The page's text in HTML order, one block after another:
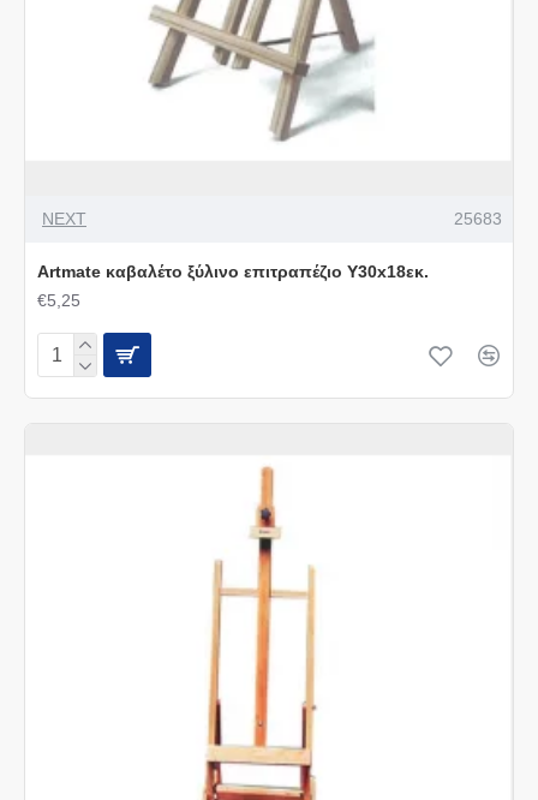
NEXT 25683
Artmate καβαλέτο ξύλινο επιτραπέζιο Υ30x18εκ.
€5,25